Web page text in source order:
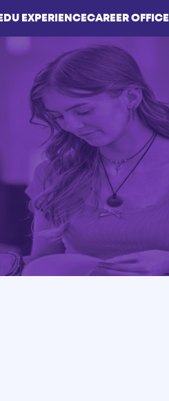
EXPERIENCECAREER OFFICE